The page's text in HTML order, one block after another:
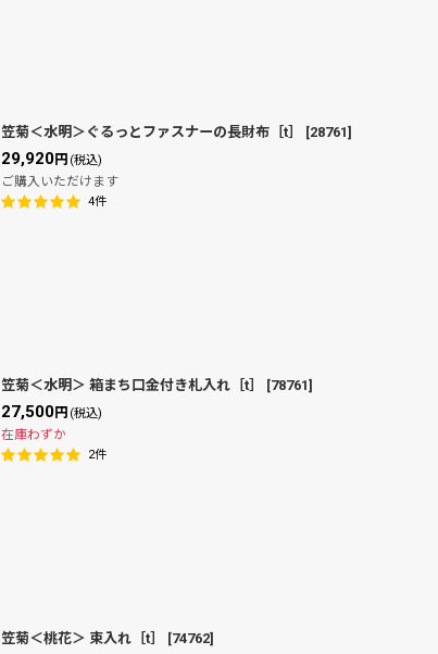
笠菊＜水明＞ぐるっとファスナーの長財布［t］ [28761]
29,920円 (税込)
ご購入いただけます
4件
笠菊＜水明＞ 箱まち口金付き札入れ［t］ [78761]
27,500円 (税込)
在庫わずか
2件
笠菊＜桃花＞ 束入れ［t］ [74762]